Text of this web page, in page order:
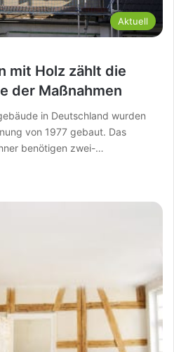
Aktuell
mit Holz zählt die
der Maßnahmen
in Deutschland wurden
von 1977 gebaut. Das
benötigen zwei-…